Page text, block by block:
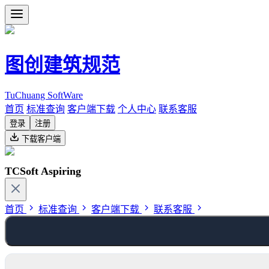
图创建筑规范
TuChuang SoftWare
首页 标准查询 客户端下载 个人中心 联系客服
登录
注册
下载客户端
TCSoft Aspiring
首页 标准查询 客户端下载 联系客服